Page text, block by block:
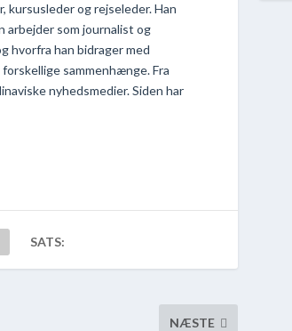
kursusleder og rejseleder. Han
arbejder som journalist og
hvorfra han bidrager med
sammenhænge. Fra
nyhedsmedier. Siden har
SATS:
NÆSTE